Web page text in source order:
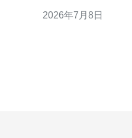
值计费与防护能力之
2026年7月8日